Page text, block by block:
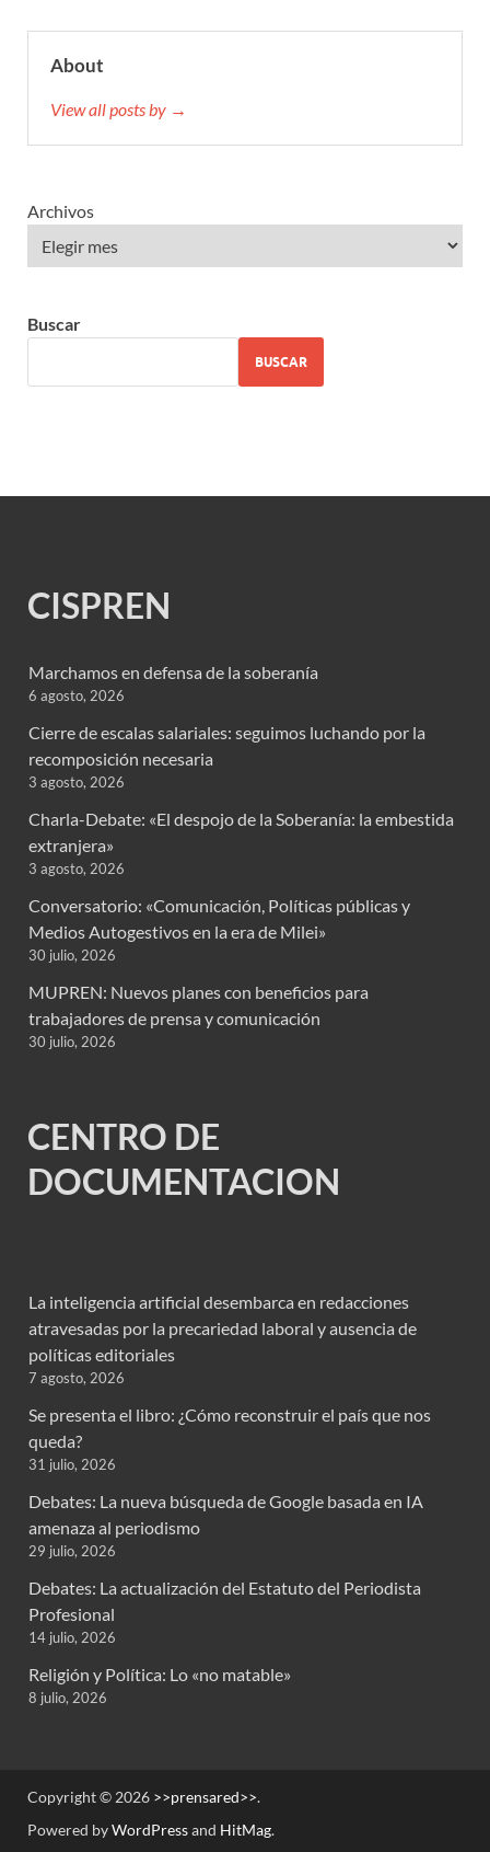
About
View all posts by →
Archivos
Buscar
BUSCAR
CISPREN
Marchamos en defensa de la soberanía
6 agosto, 2026
Cierre de escalas salariales: seguimos luchando por la
recomposición necesaria
3 agosto, 2026
Charla-Debate: «El despojo de la Soberanía: la embestida
extranjera»
3 agosto, 2026
Conversatorio: «Comunicación, Políticas públicas y
Medios Autogestivos en la era de Milei»
30 julio, 2026
MUPREN: Nuevos planes con beneficios para
trabajadores de prensa y comunicación
30 julio, 2026
CENTRO DE
DOCUMENTACION
La inteligencia artificial desembarca en redacciones
atravesadas por la precariedad laboral y ausencia de
políticas editoriales
7 agosto, 2026
Se presenta el libro: ¿Cómo reconstruir el país que nos
queda?
31 julio, 2026
Debates: La nueva búsqueda de Google basada en IA
amenaza al periodismo
29 julio, 2026
Debates: La actualización del Estatuto del Periodista
Profesional
14 julio, 2026
Religión y Política: Lo «no matable»
8 julio, 2026
Copyright © 2026 >>prensared>>.
Powered byWordPressand HitMag.